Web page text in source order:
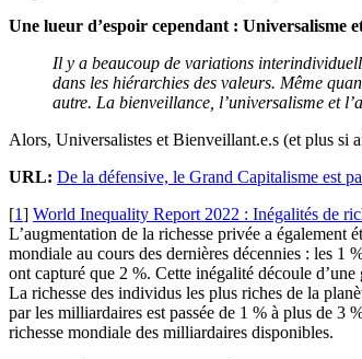
Une lueur d’espoir cependant : Universalisme
Il y a beaucoup de variations
dans les hiérarchies des valeurs. Même
autre. La bienveillance, l’universalisme et
Alors, Universalistes et Bienveillant.e.s (et plus si
URL: De la défensive, le Grand Capitalisme est
[1] World Inequality Report 2022 : Inégalités de
L’augmentation de la richesse privée a également
mondiale au cours des dernières décennies : les 1
ont capturé que 2 %. Cette inégalité découle
La richesse des individus les plus riches de la
par les milliardaires est passée de 1 % à plus de 3
richesse mondiale des milliardaires disponibles.